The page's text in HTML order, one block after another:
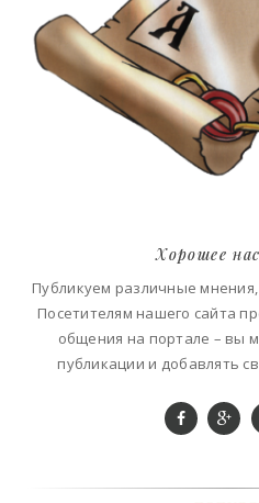
Хорошее
Публикуем различные
Посетителям нашего сайта
общения на портале – вы
публикации и добавлять